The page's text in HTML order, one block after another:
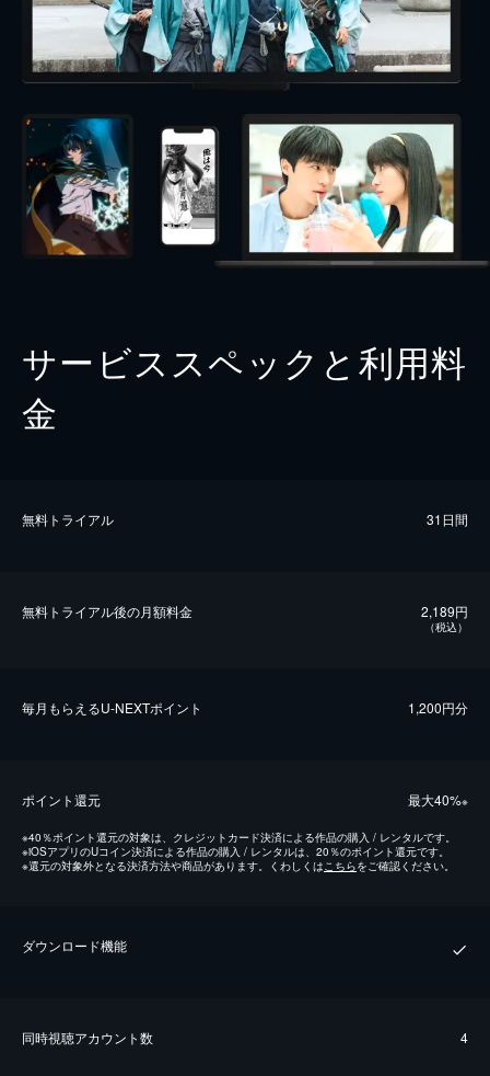
サービススペックと利用料
金
無料トライアル 31日間
無料トライアル後の⽉額料金 2,189円
（税込）
毎⽉もらえるU-NEXTポイント 1,200円分
ポイント還元 最⼤40%※
※40％ポイント還元の対象は、クレジットカード決済による作品の購入 / レンタルです。
※iOSアプリのUコイン決済による作品の購入 / レンタルは、20％のポイント還元です。
※還元の対象外となる決済方法や商品があります。くわしくはこちらをご確認ください。
ダウンロード機能
同時視聴アカウント数 4